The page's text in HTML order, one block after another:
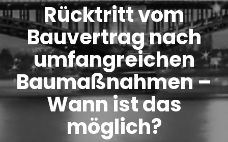
Rücktritt vom
Bauvertrag nach
umfangreichen
Baumaßnahmen –
Wann ist das
möglich?